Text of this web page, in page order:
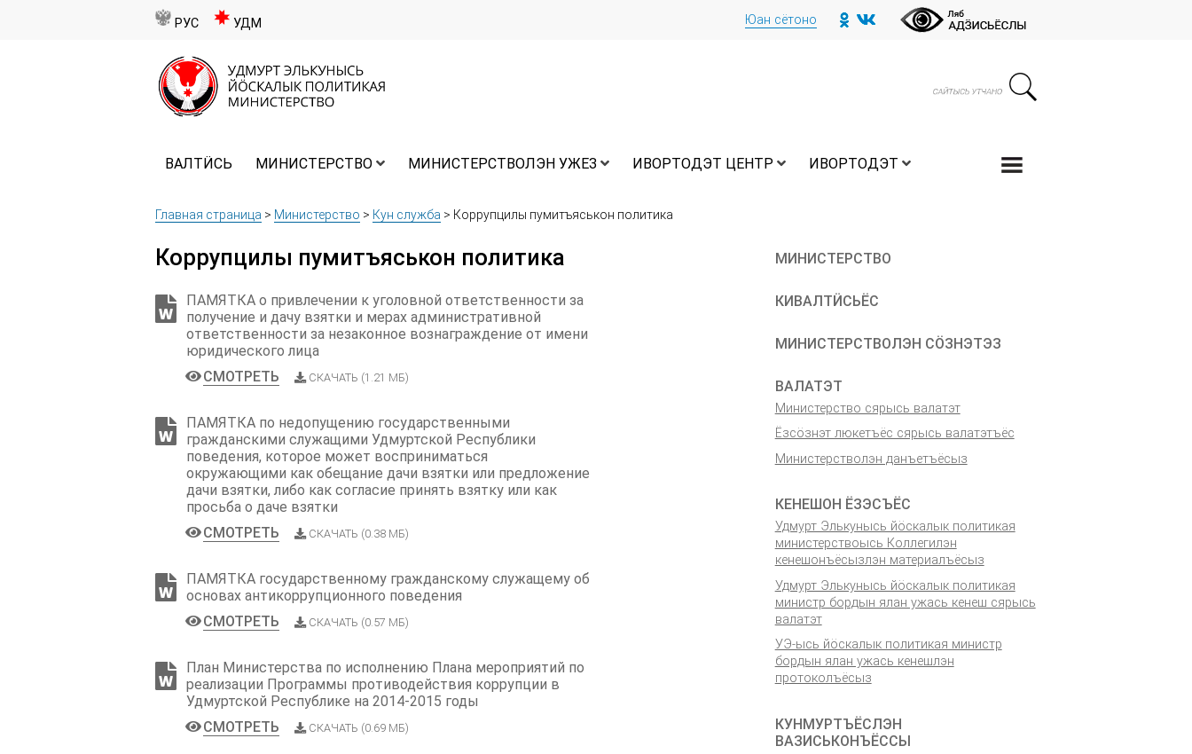
РУС УДМ Юан сётоно
ВАЛТӤСЬ МИНИСТЕРСТВО МИНИСТЕРСТВОЛЭН УЖЕЗ ИВОРТОДЭТ ЦЕНТР ИВОРТОДЭТ
Главная страница > Министерство > Кун служба > Коррупцилы пумитъяськон политика
Коррупцилы пумитъяськон политика
ПАМЯТКА о привлечении к уголовной ответственности за
получение и дачу взятки и мерах административной
ответственности за незаконное вознаграждение от имени
юридического лица
СМОТРЕТЬ
СКАЧАТЬ (1.21 МБ)
ПАМЯТКА по недопущению государственными
гражданскими служащими Удмуртской Республики
поведения, которое может восприниматься
окружающими как обещание дачи взятки или предложение
дачи взятки, либо как согласие принять взятку или как
просьба о даче взятки
СМОТРЕТЬ
СКАЧАТЬ (0.38 МБ)
ПАМЯТКА государственному гражданскому служащему об
основах антикоррупционного поведения
СМОТРЕТЬ
СКАЧАТЬ (0.57 МБ)
План Министерства по исполнению Плана мероприятий по
реализации Программы противодействия коррупции в
Удмуртской Республике на 2014-2015 годы
СМОТРЕТЬ
СКАЧАТЬ (0.69 МБ)
МИНИСТЕРСТВО
КИВАЛТӤСЬЁС
МИНИСТЕРСТВОЛЭН СӦЗНЭТЭЗ
ВАЛАТЭТ
Министерство сярысь валатэт
Ёзсӧзнэт люкетъёс сярысь валатэтъёс
Министерстволэн данъетъёсыз
КЕНЕШОН ЁЗЭСЪЁС
Удмурт Элькунысь йӧскалык политикая
министерствоысь Коллегилэн
кенешонъёсызлэн материалъёсыз
Удмурт Элькунысь йӧскалык политикая
министр бордын ялан ужась кенеш сярысь
валатэт
УЭ-ысь йӧскалык политикая министр
бордын ялан ужась кенешлэн
протоколъёсыз
КУНМУРТЪЁСЛЭН
ВАЗИСЬКОНЪЁССЫ